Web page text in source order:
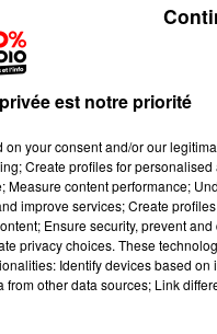
est notre priorité
your consent and/or our
Create profiles for
content performance;
improve services; Create
Ensure security, prevent
privacy choices. These
Identify devices based on
other data sources; Link